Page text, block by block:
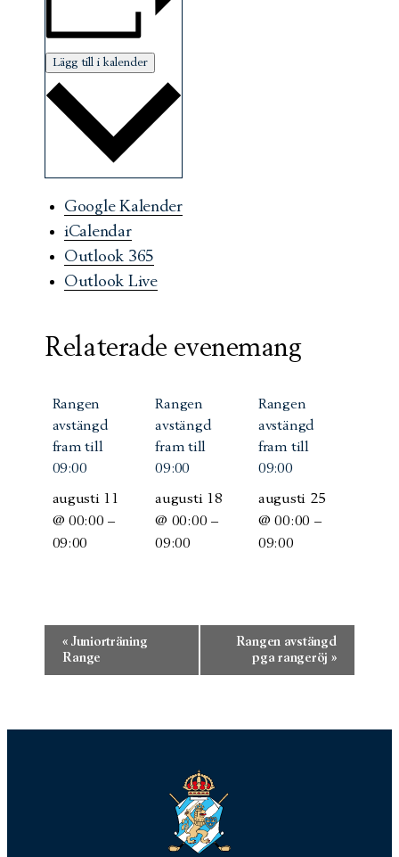
Lägg till i kalender
Google Kalender
iCalendar
Outlook 365
Outlook Live
Relaterade evenemang
Rangen
avstängd
fram till
09:00
augusti 11
@ 00:00 –
09:00
Rangen
avstängd
fram till
09:00
augusti 18
@ 00:00 –
09:00
Rangen
avstängd
fram till
09:00
augusti 25
@ 00:00 –
09:00
Evenemang-
navigering
« Juniorträning
Range
Rangen avstängd
pga rangeröj »